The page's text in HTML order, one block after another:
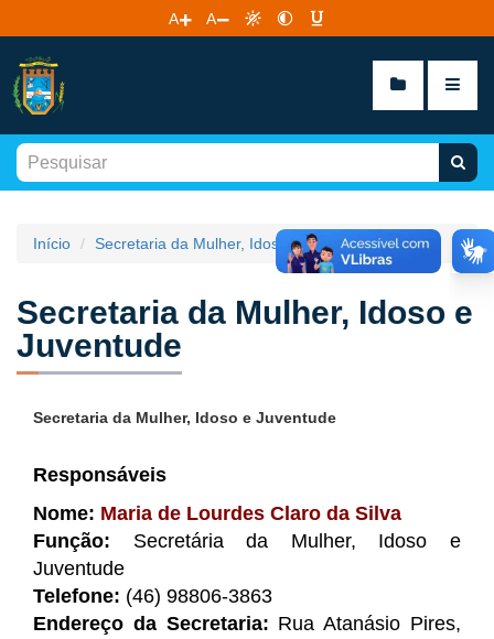
A A
Início Secretaria da Mulher, Idoso e Juventude
Secretaria da Mulher, Idoso e
Juventude
Secretaria da Mulher, Idoso e Juventude
Responsáveis
Nome: Maria de Lourdes Claro da Silva
Função: Secretária da Mulher, Idoso e
Juventude
Telefone: (46) 98806-3863
Endereço da Secretaria: Rua Atanásio Pires,